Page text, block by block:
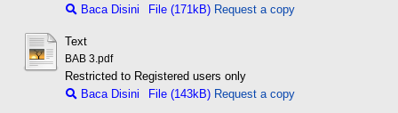
Baca Disini
File (171kB) Request a copy
Text
BAB 3.pdf
Restricted to Registered users only
Baca Disini
File (143kB) Request a copy